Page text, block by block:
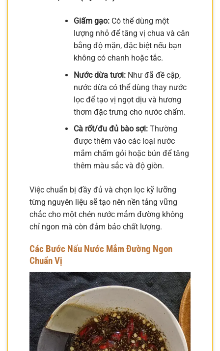
Giấm gạo:Có thể dùng một
lượng nhỏ để tăng vị chua và cân
bằng độ mặn, đặc biệt nếu bạn
không có chanh hoặc tắc.
Nước dừa tươi:Như đã đề cập,
nước dừa có thể dùng thay nước
lọc để tạo vị ngọt dịu và hương
thơm đặc trưng cho nước chấm.
Cà rốt/đu đủ bào sợi:Thường
được thêm vào các loại nước
mắm chấm gỏi hoặc bún để tăng
thêm màu sắc và độ giòn.
Việc chuẩn bị đầy đủ và chọn lọc kỹ lưỡng
từng nguyên liệu sẽ tạo nên nền tảng vững
chắc cho một chén nước mắm đường không
chỉ ngon mà còn đảm bảo chất lượng.
Các Bước Nấu Nước Mắm Đường Ngon
Chuẩn Vị